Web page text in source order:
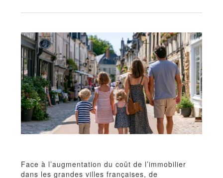
Face à l’augmentation du coût de l’immobilier
dans les grandes villes françaises, de